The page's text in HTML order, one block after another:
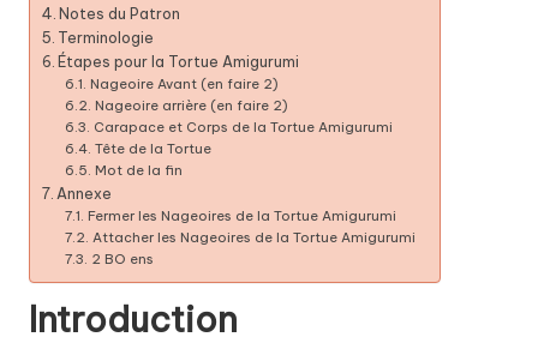
Notes du Patron
Terminologie
Étapes pour la Tortue Amigurumi
Nageoire Avant (en faire 2)
Nageoire arrière (en faire 2)
Carapace et Corps de la Tortue Amigurumi
Tête de la Tortue
Mot de la fin
Annexe
Fermer les Nageoires de la Tortue Amigurumi
Attacher les Nageoires de la Tortue Amigurumi
2 BO ens
Introduction